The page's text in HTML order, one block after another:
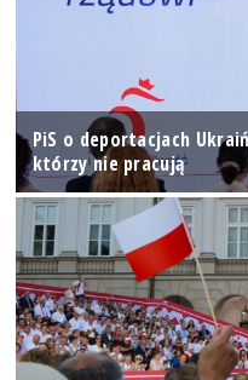
PiS o deportacjach
którzy nie pracują